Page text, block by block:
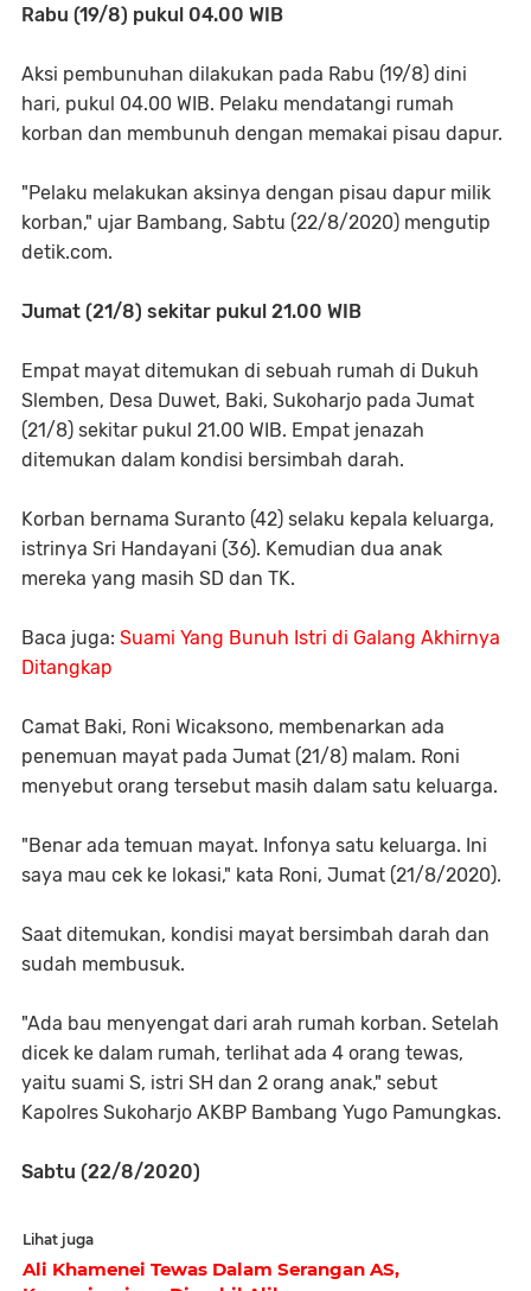
Rabu (19/8) pukul 04.00 WIB
Aksi pembunuhan dilakukan pada Rabu (19/8) dini
hari, pukul 04.00 WIB. Pelaku mendatangi rumah
korban dan membunuh dengan memakai pisau dapur.
"Pelaku melakukan aksinya dengan pisau dapur milik
korban," ujar Bambang, Sabtu (22/8/2020) mengutip
detik.com.
Jumat (21/8) sekitar pukul 21.00 WIB
Empat mayat ditemukan di sebuah rumah di Dukuh
Slemben, Desa Duwet, Baki, Sukoharjo pada Jumat
(21/8) sekitar pukul 21.00 WIB. Empat jenazah
ditemukan dalam kondisi bersimbah darah.
Korban bernama Suranto (42) selaku kepala keluarga,
istrinya Sri Handayani (36). Kemudian dua anak
mereka yang masih SD dan TK.
Baca juga: Suami Yang Bunuh Istri di Galang Akhirnya
Ditangkap
Camat Baki, Roni Wicaksono, membenarkan ada
penemuan mayat pada Jumat (21/8) malam. Roni
menyebut orang tersebut masih dalam satu keluarga.
"Benar ada temuan mayat. Infonya satu keluarga. Ini
saya mau cek ke lokasi," kata Roni, Jumat (21/8/2020).
Saat ditemukan, kondisi mayat bersimbah darah dan
sudah membusuk.
"Ada bau menyengat dari arah rumah korban. Setelah
dicek ke dalam rumah, terlihat ada 4 orang tewas,
yaitu suami S, istri SH dan 2 orang anak," sebut
Kapolres Sukoharjo AKBP Bambang Yugo Pamungkas.
Sabtu (22/8/2020)
Lihat juga
Ali Khamenei Tewas Dalam Serangan AS,